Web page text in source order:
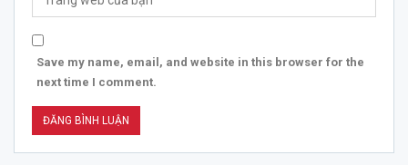
Save my name, email, and website in this browser for the
next time I comment.